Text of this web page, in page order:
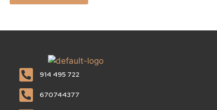
914 495 722
670744377